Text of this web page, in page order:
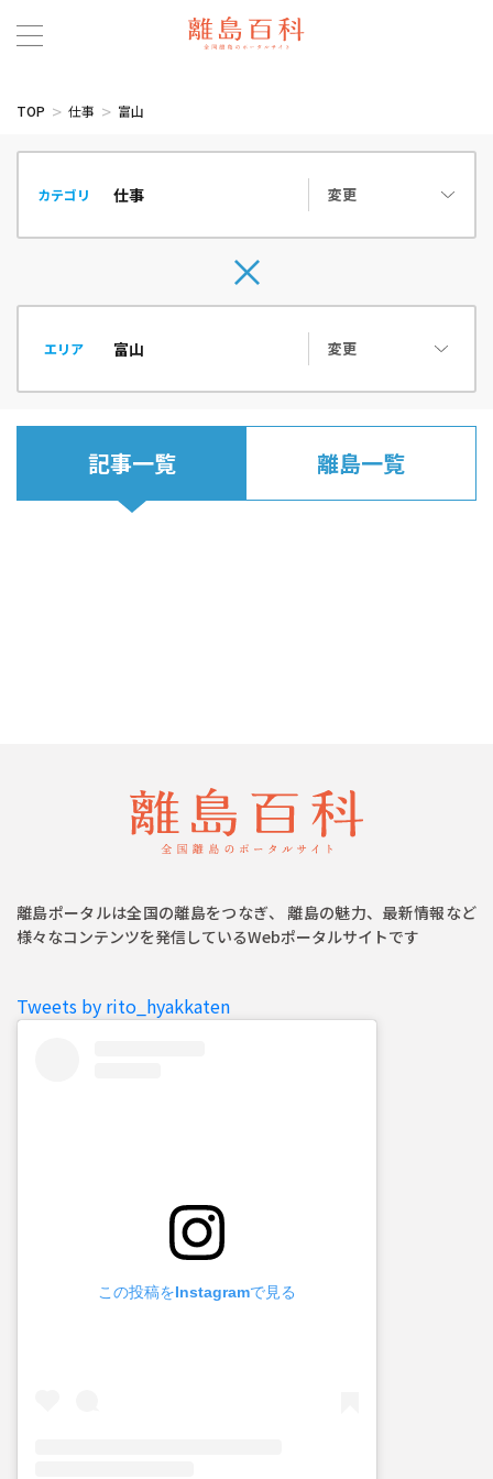
TOP 仕事 富山
カテゴリ 変更
エリア 変更
記事一覧 離島一覧
離島ポータルは全国の離島をつなぎ、 離島の魅力、最新情報など
様々なコンテンツを発信しているWebポータルサイトです
Tweets by rito_hyakkaten
この投稿をInstagramで見る